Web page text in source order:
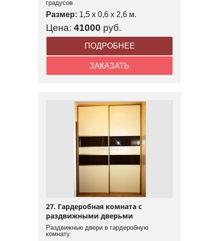
градусов
Размер: 1,5 x 0,6 x 2,6 м.
Цена: 41000 руб.
ПОДРОБНЕЕ
ЗАКАЗАТЬ
27. Гардеробная комната с
раздвижными дверьми
Раздвижные двери в гардеробную
комнату